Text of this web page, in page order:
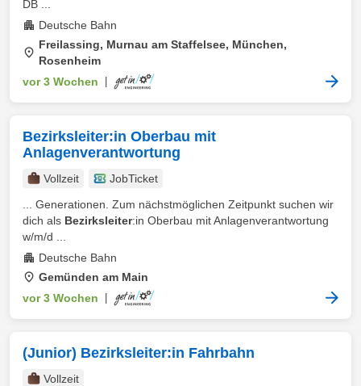
DB ...
Deutsche Bahn
Freilassing, Murnau am Staffelsee, München,
Rosenheim
vor 3 Wochen
Bezirksleiter:in Oberbau mit
Anlagenverantwortung
Vollzeit
JobTicket
... Generationen. Zum nächstmöglichen Zeitpunkt suchen wir
dich als Bezirksleiter:in Oberbau mit Anlagenverantwortung
w/m/d ...
Deutsche Bahn
Gemünden am Main
vor 3 Wochen
(Junior) Bezirksleiter:in Fahrbahn
Vollzeit